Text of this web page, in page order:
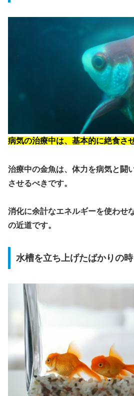
病気の治療中は、基本的に絶食さ
治療中の金魚は、体力を病気と闘
させるべきです。
消化に余計なエネルギーを使わせ
の近道です。
水槽を立ち上げたばかりの時